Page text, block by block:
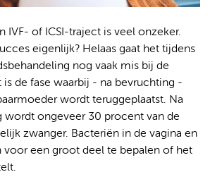
IVF- of ICSI-traject is veel onzeker.
eigenlijk? Helaas gaat het tijdens
nog vaak mis bij de
de fase waarbij - na bevruchting -
wordt teruggeplaatst. Na
wordt ongeveer 30 procent van de
zwanger. Bacteriën in de vagina en
voor een groot deel te bepalen of het